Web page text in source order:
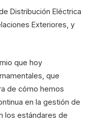
Distribución Eléctrica
Exteriores, y
que hoy
que
de cómo hemos
en la gestión de
los estándares de